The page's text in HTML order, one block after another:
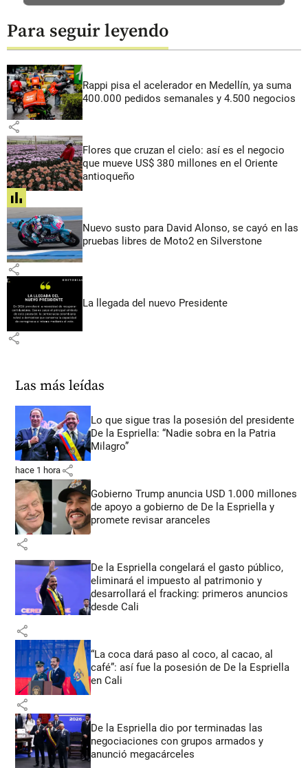
Para seguir leyendo
Rappi pisa el acelerador en Medellín, ya suma
400.000 pedidos semanales y 4.500 negocios
share
Flores que cruzan el cielo: así es el negocio
que mueve US$ 380 millones en el Oriente
antioqueño
share
Nuevo susto para David Alonso, se cayó en las
pruebas libres de Moto2 en Silverstone
share
La llegada del nuevo Presidente
share
Las más leídas
Lo que sigue tras la posesión del presidente
De la Espriella: “Nadie sobra en la Patria
Milagro”
hace 1 hora share
Gobierno Trump anuncia USD 1.000 millones
de apoyo a gobierno de De la Espriella y
promete revisar aranceles
share
De la Espriella congelará el gasto público,
eliminará el impuesto al patrimonio y
desarrollará el fracking: primeros anuncios
desde Cali
share
“La coca dará paso al coco, al cacao, al
café”: así fue la posesión de De la Espriella
en Cali
share
De la Espriella dio por terminadas las
negociaciones con grupos armados y
anunció megacárceles